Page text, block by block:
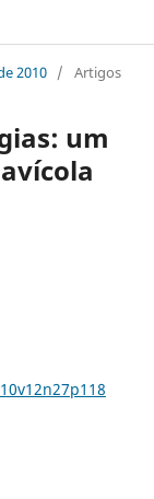
2010 / Artigos
um